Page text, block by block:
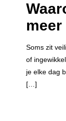
Soms zit
of
je elke dag
[…]